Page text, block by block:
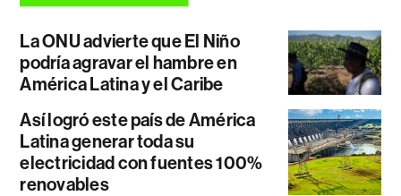
La ONU advierte que El Niño
podría agravar el hambre en
América Latina y el Caribe
Así logró este país de América
Latina generar toda su
electricidad con fuentes 100%
renovables